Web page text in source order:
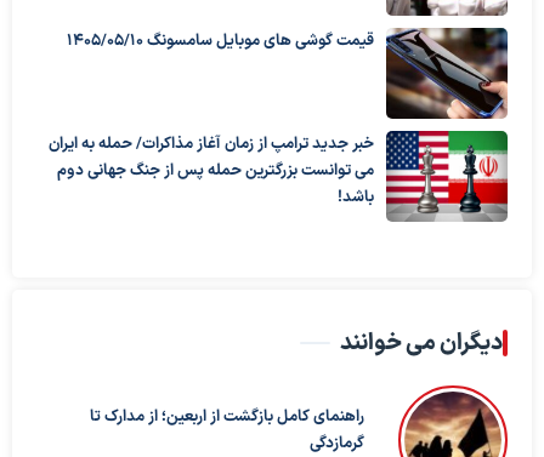
قیمت گوشی های موبایل سامسونگ 1405/05/10
خبر جدید ترامپ از زمان آغاز مذاکرات/ حمله به ایران
می توانست بزرگترین حمله پس از جنگ جهانی دوم
باشد!
دیگران می خوانند
راهنمای کامل بازگشت از اربعین؛ از مدارک تا
گرمازدگی